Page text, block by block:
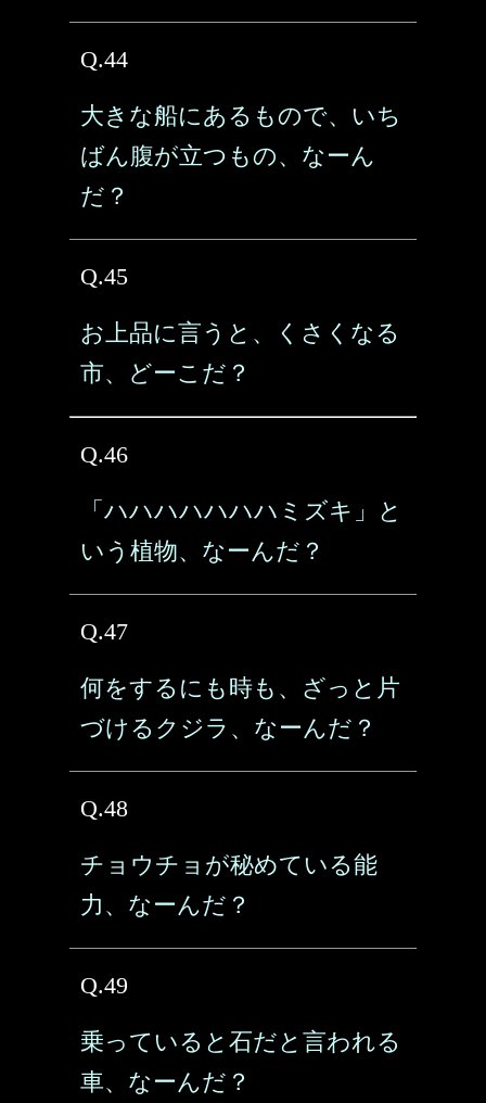
Q.44
大きな船にあるもので、いち
ばん腹が立つもの、なーん
だ？
Q.45
お上品に言うと、くさくなる
市、どーこだ？
Q.46
「ハハハハハハハミズキ」と
いう植物、なーんだ？
Q.47
何をするにも時も、ざっと片
づけるクジラ、なーんだ？
Q.48
チョウチョが秘めている能
力、なーんだ？
Q.49
乗っていると石だと言われる
車、なーんだ？